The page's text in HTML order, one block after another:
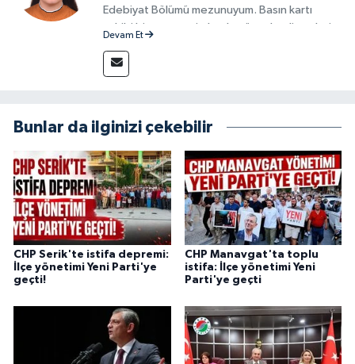
Edebiyat Bölümü mezunuyum. Basın kartı
sahibi bir gazeteci olarak, güncel gelişmeleri
güvenilir ve tarafsız bilgilerle buluşturmayı
amaçlıyorum. Habercilik anlayışımda etik
alanlarda ürettiğim içeriklerle kamuoyuna
fayda sağla
Devam Et
Bunlar da ilginizi çekebilir
CHP Serik'te istifa depremi:
İlçe yönetimi Yeni Parti'ye
geçti!
CHP Manavgat'ta toplu
istifa: İlçe yönetimi Yeni
Parti'ye geçti